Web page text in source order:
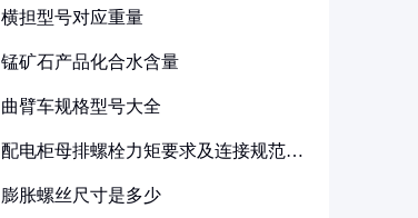
横担型号对应重量
锰矿石产品化合水含量
曲臂车规格型号大全
配电柜母排螺栓力矩要求及连接规范详
膨胀螺丝尺寸是多少